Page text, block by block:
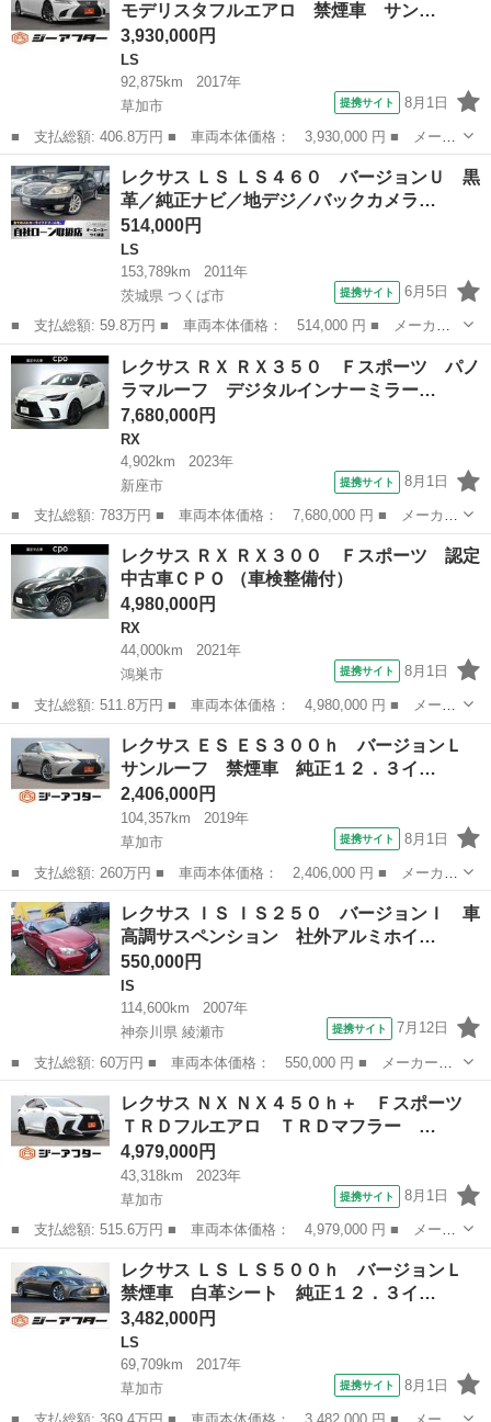
ライト ...
モデリスタフルエアロ 禁煙車 サン…
3,930,000円
LS
92,875km
2017年
草加市
提携サイト 8月1日
■ 支払総額: 406.8万円 ■ 車両本体価格： 3,930,000 円 ■ メーカ
ー名： レクサス ■ 車種名： ＬＳ ■ グレード名： ＬＳ５００
ｈ Ｉパッケージ モデリスタフルエアロ 禁煙車 サンルーフ 純
正１２．...
埼玉 草加市 LS
レクサス ＬＳ ＬＳ４６０ バージョンＵ 黒
革／純正ナビ／地デジ／バックカメラ…
514,000円
LS
153,789km
2011年
茨城県 つくば市
提携サイト 6月5日
■ 支払総額: 59.8万円 ■ 車両本体価格： 514,000 円 ■ メーカー
名： レクサス ■ 車種名： ＬＳ ■ グレード名： ＬＳ４６０
バージョンＵ 黒革／純正ナビ／地デジ／バックカメラ／クルーズコ
ントロール／...
茨城 つくば市
レクサス ＲＸ ＲＸ３５０ Ｆスポーツ パノ
ラマルーフ デジタルインナーミラー…
7,680,000円
RX
4,902km
2023年
新座市
提携サイト 8月1日
■ 支払総額: 783万円 ■ 車両本体価格： 7,680,000 円 ■ メーカー
名： レクサス ■ 車種名： ＲＸ ■ グレード名： ＲＸ３５０
Ｆスポーツ パノラマルーフ デジタルインナーミラー おくだけ充
電 ドライ...
埼玉 新座市 RX
レクサス ＲＸ ＲＸ３００ Ｆスポーツ 認定
中古車ＣＰＯ （車検整備付）
4,980,000円
RX
44,000km
2021年
鴻巣市
提携サイト 8月1日
■ 支払総額: 511.8万円 ■ 車両本体価格： 4,980,000 円 ■ メーカ
ー名： レクサス ■ 車種名： ＲＸ ■ グレード名： ＲＸ３０
０ Ｆスポーツ 認定中古車ＣＰＯ ■ 排気量： 2000cc ■ ドア
枚...
埼玉 鴻巣市 RX
レクサス ＥＳ ＥＳ３００ｈ バージョンＬ
サンルーフ 禁煙車 純正１２．３イ…
2,406,000円
104,357km
2019年
草加市
提携サイト 8月1日
■ 支払総額: 260万円 ■ 車両本体価格： 2,406,000 円 ■ メーカー
名： レクサス ■ 車種名： ＥＳ ■ グレード名： ＥＳ３００
ｈ バージョンＬ サンルーフ 禁煙車 純正１２．３インチナビ
フルセグＴＶ...
埼玉 草加市 レクサス
レクサス ＩＳ ＩＳ２５０ バージョンＩ 車
高調サスペンション 社外アルミホイ…
550,000円
IS
114,600km
2007年
神奈川県 綾瀬市
提携サイト 7月12日
■ 支払総額: 60万円 ■ 車両本体価格： 550,000 円 ■ メーカー
名： レクサス ■ 車種名： ＩＳ ■ グレード名： ＩＳ２５０
バージョンＩ 車高調サスペンション 社外アルミホイール ■ 排気
量： 2500...
神奈川 綾瀬市 IS
レクサス ＮＸ ＮＸ４５０ｈ＋ Ｆスポーツ
ＴＲＤフルエアロ ＴＲＤマフラー …
4,979,000円
43,318km
2023年
草加市
提携サイト 8月1日
■ 支払総額: 515.6万円 ■ 車両本体価格： 4,979,000 円 ■ メーカ
ー名： レクサス ■ 車種名： ＮＸ ■ グレード名： ＮＸ４５０
ｈ＋ Ｆスポーツ ＴＲＤフルエアロ ＴＲＤマフラー 禁煙車 純
正１４イ...
埼玉 草加市 レクサス
レクサス ＬＳ ＬＳ５００ｈ バージョンＬ
禁煙車 白革シート 純正１２．３イ…
3,482,000円
LS
69,709km
2017年
草加市
提携サイト 8月1日